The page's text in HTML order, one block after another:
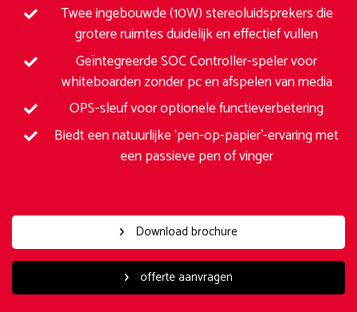
Twee ingebouwde (10W) stereoluidsprekers die
grotere ruimtes duidelijk en effectief vullen
Geïntegreerde SOC Controller-speler voor
whiteboarden zonder pc en afspelen van media
OPS-sleuf voor optionele functieverbetering
Biedt een natuurlijke ‘pen-op-papier’-ervaring met
een passieve pen of vinger
Download brochure
offerte aanvragen